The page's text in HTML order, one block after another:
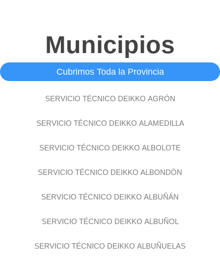
Municipios
Cubrimos Toda la Provincia
SERVICIO TÉCNICO DEIKKO AGRÓN
SERVICIO TÉCNICO DEIKKO ALAMEDILLA
SERVICIO TÉCNICO DEIKKO ALBOLOTE
SERVICIO TÉCNICO DEIKKO ALBONDÓN
SERVICIO TÉCNICO DEIKKO ALBUÑÁN
SERVICIO TÉCNICO DEIKKO ALBUÑOL
SERVICIO TÉCNICO DEIKKO ALBUÑUELAS